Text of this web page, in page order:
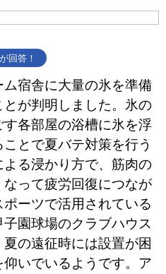
回答！
宿舎に大量の氷を準備
が判明しました。氷の
各部屋の浴槽に氷を浮
とで夏バテ対策を行う
る浸かり方で、筋肉の
って疲労回復につなが
ーツで活用されている
園球場のクラブハウス
の遠征時には設置が困
いでいるようです。ア